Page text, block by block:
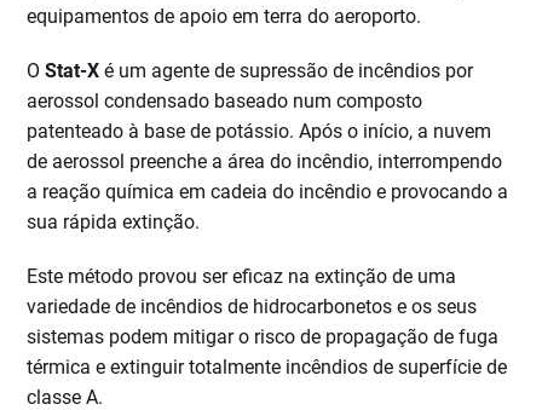
equipamentos de apoio em terra do aeroporto.
OStat-X é um agente de supressão de incêndios por
aerossol condensado baseado num composto
patenteado à base de potássio. Após o início, a nuvem
de aerossol preenche a área do incêndio, interrompendo
a reação química em cadeia do incêndio e provocando a
sua rápida extinção.
Este método provou ser eficaz na extinção de uma
variedade de incêndios de hidrocarbonetos e os seus
sistemas podem mitigar o risco de propagação de fuga
térmica e extinguir totalmente incêndios de superfície de
classe A.